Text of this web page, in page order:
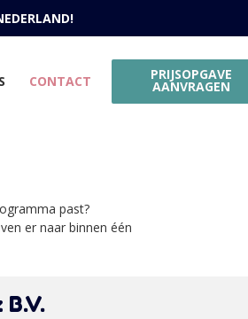
CONTACT PRIJSOPGAVE
AANVRAGEN
past?
er naar binnen één